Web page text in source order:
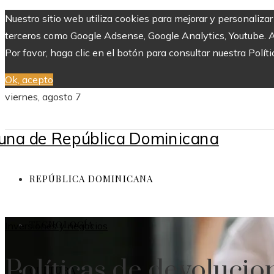
Nuestro sitio web utiliza cookies para mejorar y
terceros como Google Adsense, Google Analytics,
Por favor, haga clic en el botón para consultar nuestra
Ok, acepto
viernes, agosto 7
REPÚBLICA DOMINICANA
CULTURA
Inversiones y negocios